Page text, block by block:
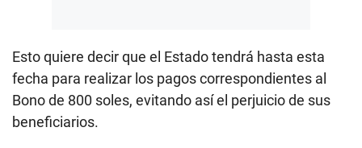
Esto quiere decir que el Estado tendrá hasta esta
fecha para realizar los pagos correspondientes al
Bono de 800 soles, evitando así el perjuicio de sus
beneficiarios.